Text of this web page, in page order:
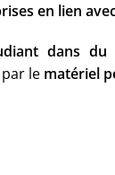
en lien
dans du
lematériel